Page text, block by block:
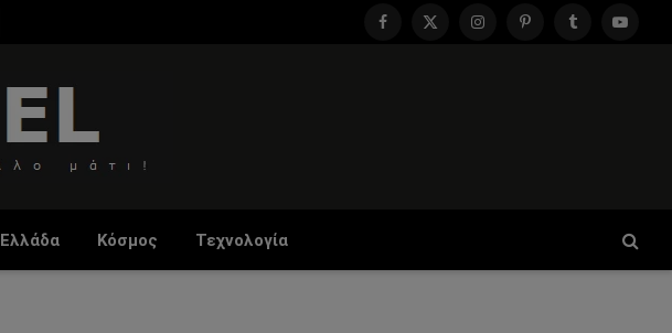
Facebook
X
InstagramPinterestTumblr
Ελλάδα Κόσμος Τεχνολογία